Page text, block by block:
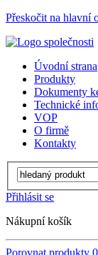
Přeskočit na hlavní
Úvodní strana
Produkty
Dokumenty
Technické
VOP
O firmě
Kontakty
Přihlásit se
Nákupní košík
Porovnat produkty 0